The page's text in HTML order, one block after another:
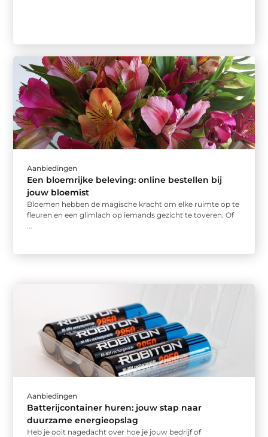
Aanbiedingen
Een bloemrijke beleving: online bestellen bij
jouw bloemist
Bloemen hebben de magische kracht om elke ruimte op te
fleuren en een glimlach op iemands gezicht te toveren. Of
...
Aanbiedingen
Batterijcontainer huren: jouw stap naar
duurzame energieopslag
Heb je ooit nagedacht over hoe je jouw bedrijf of